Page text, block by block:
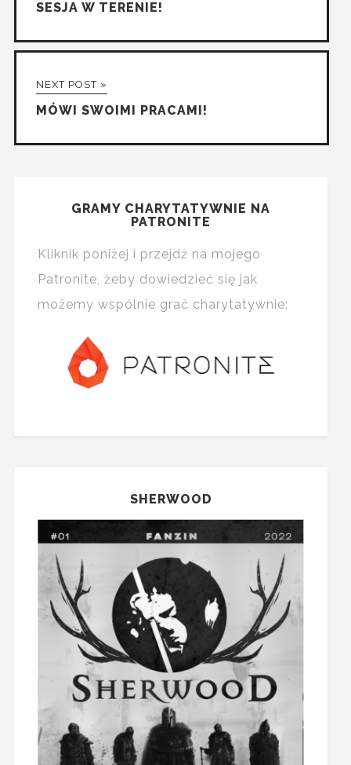
SESJA W TERENIE!
NEXT POST »
MÓWI SWOIMI PRACAMI!
GRAMY CHARYTATYWNIE NA
PATRONITE
Kliknik poniżej i przejdż na mojego
Patronite, żeby dowiedzieć się jak
możemy wspólnie grać charytatywnie:
SHERWOOD